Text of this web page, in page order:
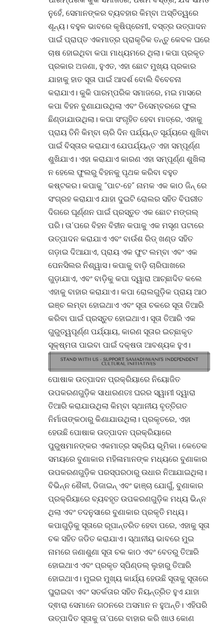
ନୁହେଁ, ସେମାନଙ୍କର ବ୍ୟବହାର କିମ୍ବା ଅସ୍ତିତ୍ୱରେ
ଶୂନ୍ୟ। ବହୁଳ ଭାବରେ କୃଷିପ୍ରେମୀ, ବସ୍ତ୍ର ଉତ୍ପାଦନ
ପାଇଁ ପ୍ରାପ୍ତ ଏକମାତ୍ର ପ୍ରାକୃତିକ ତନ୍ତୁ କେବଳ ଘରେ
ଚାଷ ହୋଇଥିବା କପା ମାଧ୍ୟମରେ ଥିଲା। କପା ପ୍ରକୃତ
ପ୍ରକାର ଅଜଣା, ହୁଏତ, ଏହା ଛୋଟ ମୁଖ୍ୟ ପ୍ରକାର
ଯାହାକୁ ହାତ ସୂତା ପାଇଁ ଆଦର୍ଶ ବୋଲି ବିବେଚନା
କରାଯାଏ। କୁକି ପାରମ୍ପରିକ ସମାଜରେ, ମଇ ମାସରେ
କପା ବିହନ ବୁଣାଯାଉଥିଲା ଏବଂ ଡିସେମ୍ବରରେ ଫୁଲ
ଛିଣ୍ଡାଯାଉଥିଲା। କପା ସଂଗୃହିତ ହେବା ମାତ୍ରେ, ଏହାକୁ
ପ୍ରାୟ ତିନି କିମ୍ବା ଚାରି ଦିନ ପର୍ଯ୍ୟନ୍ତ ସୂର୍ଯ୍ୟରେ ଶୁଖିବା
ପାଇଁ ବିସ୍ତାର କରାଯାଏ ଯେପର୍ଯ୍ୟନ୍ତ ଏହା ସମ୍ପୂର୍ଣ୍ଣ
ଶୁଖିଯାଏ। ଏହା କରାଯାଏ କାରଣ ଏହା ସମ୍ପୂର୍ଣ୍ଣ ଶୁଖିଲା
ନ ହେଲେ ଫୁଲରୁ ବିହନକୁ ପୃଥକ କରିବା ବହୁତ
କଷ୍ଟକର। କପାକୁ “ପାଟ-ହେ” ନାମକ ଏକ କାଠ ଜିନ୍ ରେ
ସଂଗ୍ରହ କରାଯାଏ ଯାହା ଦୁଇଟି ରୋଲର ସହିତ ବିପରୀତ
ଦିଗରେ ଘୂର୍ଣ୍ଣନ ପାଇଁ ପ୍ରସ୍ତୁତ ଏକ ଛୋଟ ମଙ୍ଗଲ୍
ପରି। ତା’ପରେ ବିହନ ବିହୀନ କପାକୁ ଏକ ମସୃଣ ପଟାରେ
ଉତ୍ପାଦନ କରାଯାଏ ଏବଂ ବାଉଁଶ ରିଡ୍ ଖଣ୍ଡ ସହିତ
ଗଡ଼ାଇ ଦିଆଯାଏ, ପ୍ରାୟ ଏକ ଫୁଟ ଲମ୍ବା ଏବଂ ଏକ
ପେନସିଲର ନିଶ୍ୱାସ। କପାକୁ ବାଡ଼ି ଚାରିପାଖରେ
ଗୁଡ଼ାଯାଏ, ଏବଂ ବାଡ଼ିକୁ କପା ଦ୍ୱାରା ଆଚ୍ଛାଦିତ କଲେ
ଏହାକୁ ବାହାର କରାଯାଏ। କପା ରୋଲଗୁଡ଼ିକ ପ୍ରାୟ ଆଠ
ଇଞ୍ଚ ଲମ୍ବା ହୋଇଥାଏ ଏବଂ ସୂତା ଚକରେ ସୂତା ତିଆରି
କରିବା ପାଇଁ ପ୍ରସ୍ତୁତ ହୋଇଥାଏ। ସୂତା ତିଆରି ଏକ
ଗୁରୁତ୍ୱପୂର୍ଣ୍ଣ ପର୍ଯ୍ୟାୟ, କାରଣ ସୂତାର ଇଚ୍ଛାକୃତ
ସୂକ୍ଷ୍ମତା ପାଇବା ପାଇଁ ଦକ୍ଷତା ଆବଶ୍ୟକ ହୁଏ।
ପୋଷାକ ଉତ୍ପାଦନ ପ୍ରକ୍ରିୟାରେ ନିୟୋଜିତ
ଉପକରଣଗୁଡ଼ିକ ସାଧାରଣତଃ ଘରର ସ୍ୱାମୀ ଦ୍ୱାରା
ତିଆରି କରାଯାଉଥିଲା କିମ୍ବା ସ୍ଥାନୀୟ ବୃତ୍ତିଗତ
ନିର୍ମାତାଙ୍କଠାରୁ କିଣାଯାଉଥିଲା। ପ୍ରକୃତରେ, ଏହା
ହେଉଛି ପୋଷାକ ଉତ୍ପାଦନ ପ୍ରକ୍ରିୟାରେ
ପୁରୁଷମାନଙ୍କର ଏକମାତ୍ର ସକ୍ରିୟ ଭୂମିକା। କେତେକ
ସମୟରେ ବୁଣାକାର ମହିଳାମାନଙ୍କ ମଧ୍ୟରେ ବୁଣାକାର
ଉପକରଣଗୁଡ଼ିକ ପରସ୍ପରଠାରୁ ଉଧାର ନିଆଯାଇଥିଲା।
ବିଭିନ୍ନ ଶୈଳୀ, ଡିଜାଇନ୍ ଏବଂ ଢାଞ୍ଚା ଯୋଗୁଁ, ବୁଣାକାର
ପ୍ରକ୍ରିୟାରେ ବ୍ୟବହୃତ ଉପକରଣଗୁଡ଼ିକ ମଧ୍ୟ ଭିନ୍ନ
ଥିଲା ଏବଂ ତଦନୁସାରେ ବୁଣାକାର ପ୍ରକୃତି ମଧ୍ୟ।
କପାଗୁଡ଼ିକୁ ସୂତାରେ ରୂପାନ୍ତରିତ ହେବା ପରେ, ଏହାକୁ ସୂତା
ଚକ ସହିତ ଜଡିତ କରାଯାଏ। ସ୍ଥାନୀୟ ଭାବରେ ମୁଇ
ନାମରେ ଜଣାଶୁଣା ସୂତା ଚକ କାଠ ଏବଂ ବେତରୁ ତିଆରି
ହୋଇଥାଏ ଏବଂ ପ୍ରକୃତ ସ୍ପିଣ୍ଡଲ୍ ଲୁହାରୁ ତିଆରି
ହୋଇଥାଏ। ମୁଇର ମୁଖ୍ୟ କାର୍ଯ୍ୟ ହେଉଛି ସୂତାକୁ ସୂତାରେ
ଘୁରାଇବା ଏବଂ ସତର୍କତାର ସହିତ ନିୟନ୍ତ୍ରିତ ହୁଏ ଯାହା
ଦ୍ଵାରା ସେମାନେ ଗଠନରେ ଅସମାନ ନ ହୁଅନ୍ତି। ଏହିପରି
ଉତ୍ପାଦିତ ସୂତାକୁ ତା’ପରେ ବାହାର କରି ଖାଓ କୋଣ